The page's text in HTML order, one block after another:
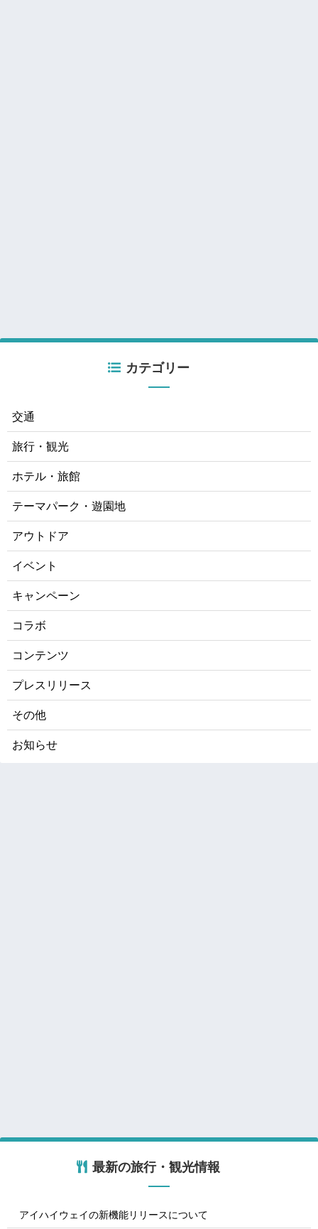
カテゴリー
交通
旅行・観光
ホテル・旅館
テーマパーク・遊園地
アウトドア
イベント
キャンペーン
コラボ
コンテンツ
プレスリリース
その他
お知らせ
最新の旅行・観光情報
アイハイウェイの新機能リリースについて